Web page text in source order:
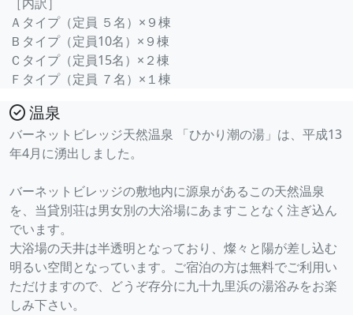
Ａタイプ（定員 ５名）×９棟
Ｂタイプ（定員10名）×９棟
Ｃタイプ（定員15名）×２棟
Ｆタイプ（定員 ７名）×１棟
温泉
バーネットビレッジ天然温泉 「ひかり潮の湯」は、平成13
年4月に湧出しました。
バーネットビレッジの敷地内に源泉があるこの天然温泉
を、当貸別荘は男女別の大浴場にあますことなく注ぎ込ん
でいます。
大浴場の天井は半透明となっており、燦々と陽が差し込む
明るい空間となっています。ご宿泊の方は無料でご利用い
ただけますので、どうぞ存分に九十九里浜の湯浴みをお楽
しみ下さい。